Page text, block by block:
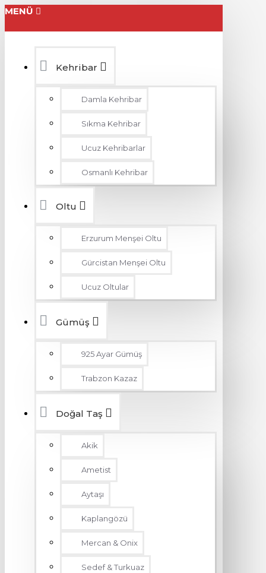
MENÜ
Kehribar
Damla Kehribar
Sıkma Kehribar
Ucuz Kehribarlar
Osmanlı Kehribar
Oltu
Erzurum Menşei Oltu
Gürcistan Menşei Oltu
Ucuz Oltular
Gümüş
925 Ayar Gümüş
Trabzon Kazaz
Doğal Taş
Akik
Ametist
Aytaşı
Kaplangözü
Mercan & Onix
Sedef & Turkuaz